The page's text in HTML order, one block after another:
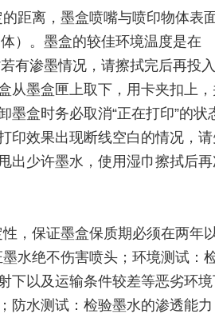
距离，墨盒喷嘴与喷印物体表
）。墨盒的较佳环境温度是在
有渗墨情况，请擦拭完后再投
从墨盒匣上取下，用卡夹扣上
墨盒时务必取消“正在打印”的状
印效果出现断线空白的情况，
出少许墨水，使用湿巾擦拭后再
，保证墨盒保质期必须在两年
水绝不伤害喷头；环境测试：
下以及运输条件较差等恶劣环
防水测试：检验墨水的渗透能